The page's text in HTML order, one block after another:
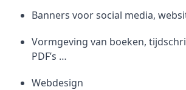
Banners voor social media,
Vormgeving van boeken,
PDF’s …
Webdesign